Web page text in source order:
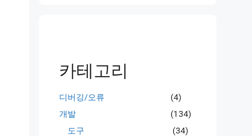
카테고리
디버깅/오류
(4)
개발
(134)
도구
(34)